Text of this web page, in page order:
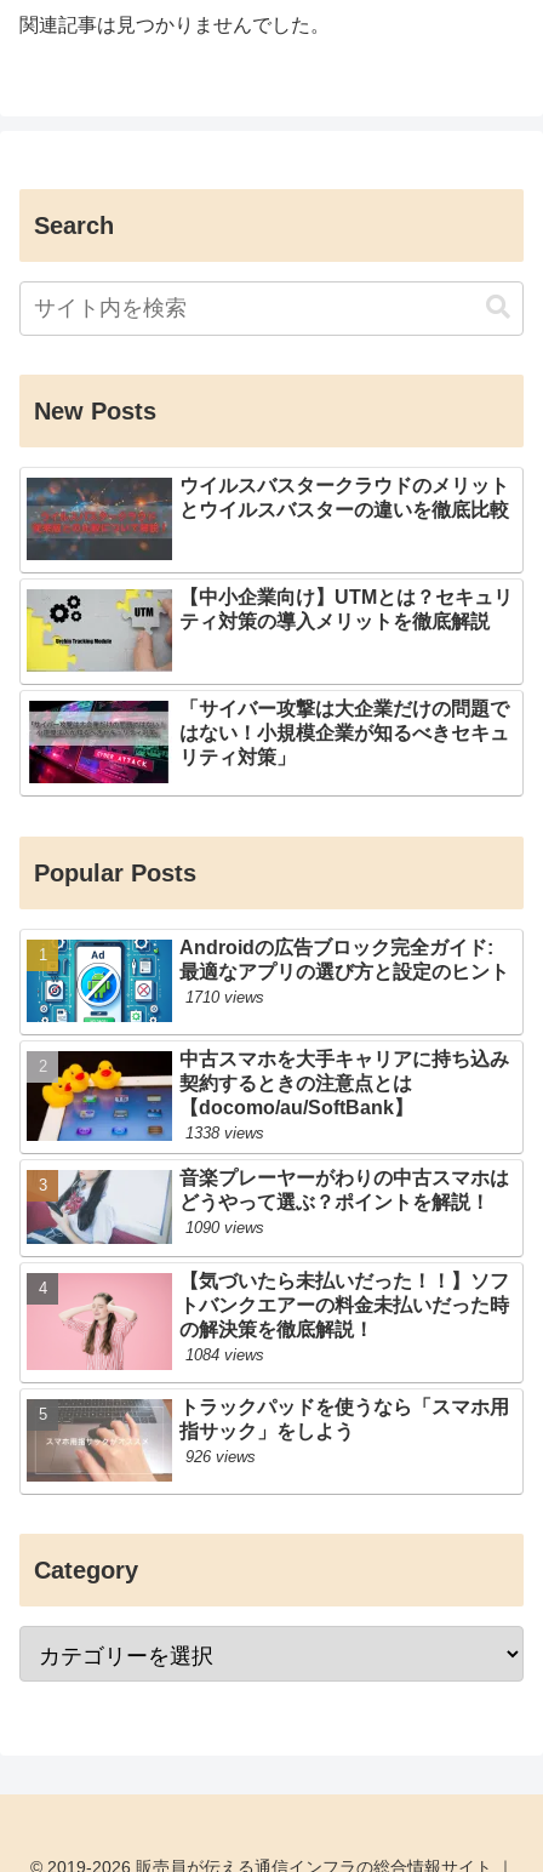
関連記事は見つかりませんでした。
Search
New Posts
ウイルスバスタークラウドのメリット
とウイルスバスターの違いを徹底比較
【中小企業向け】UTMとは？セキュリ
ティ対策の導入メリットを徹底解説
「サイバー攻撃は大企業だけの問題で
はない！小規模企業が知るべきセキュ
リティ対策」
Popular Posts
Androidの広告ブロック完全ガイド:
最適なアプリの選び方と設定のヒント
1710 views
中古スマホを大手キャリアに持ち込み
契約するときの注意点とは
【docomo/au/SoftBank】
1338 views
音楽プレーヤーがわりの中古スマホは
どうやって選ぶ？ポイントを解説！
1090 views
【気づいたら未払いだった！！】ソフ
トバンクエアーの料金未払いだった時
の解決策を徹底解説！
1084 views
トラックパッドを使うなら「スマホ用
指サック」をしよう
926 views
Category
© 2019-2026 販売員が伝える通信インフラの総合情報サイト ｜